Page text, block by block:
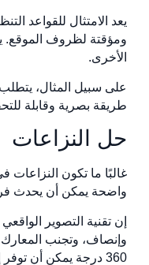
ومؤقتة لظروف الموقع.
الأخرى.
طريقة بصرية وقابلة
حل النزاعات
غالبًا ما تكون
واضحة يمكن أن يحدث
وإنصاف، وتجنب المعارك
360 درجة يمكن أن توفر إجابة قاطعة.